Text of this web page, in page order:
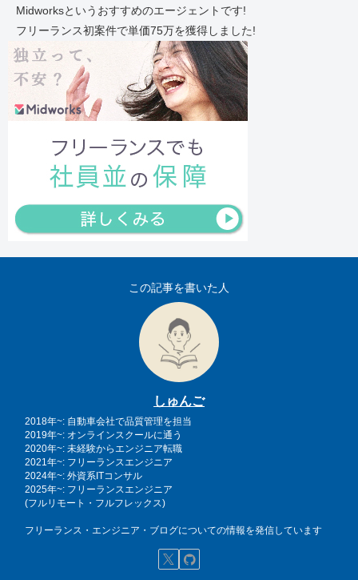
Midworksというおすすめのエージェントです!
フリーランス初案件で単価75万を獲得しました!
この記事を書いた人
しゅんご
2018年~: 自動車会社で品質管理を担当
2019年~: オンラインスクールに通う
2020年~: 未経験からエンジニア転職
2021年~: フリーランスエンジニア
2024年~: 外資系ITコンサル
2025年~: フリーランスエンジニア
(フルリモート・フルフレックス)
フリーランス・エンジニア・ブログについての情報を発信しています